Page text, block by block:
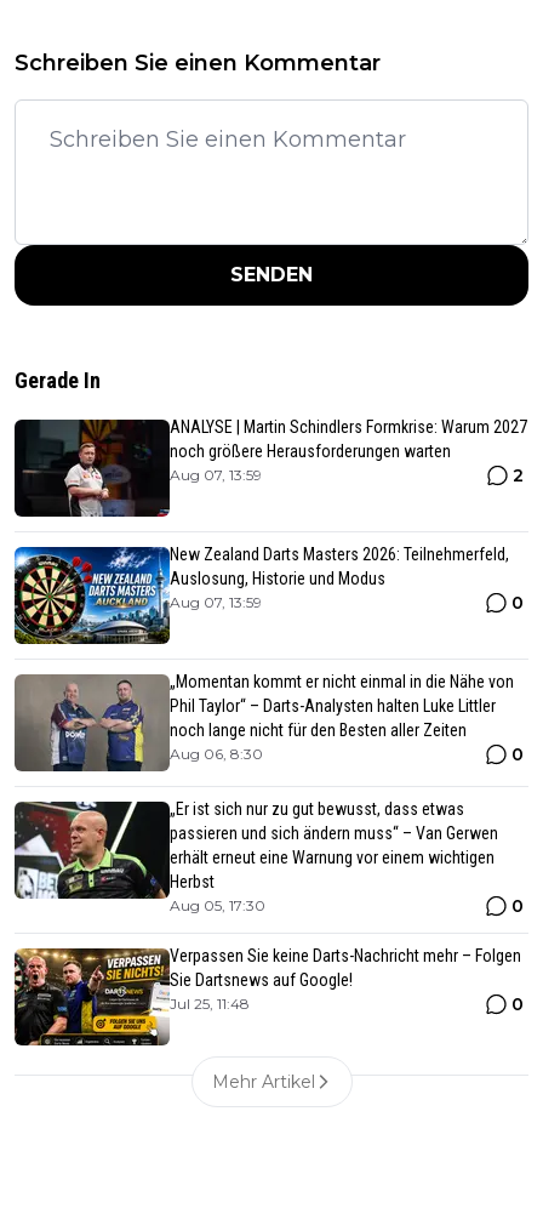
Schreiben Sie einen Kommentar
SENDEN
Gerade In
ANALYSE | Martin Schindlers Formkrise: Warum 2027
noch größere Herausforderungen warten
Aug 07, 13:59 2
New Zealand Darts Masters 2026: Teilnehmerfeld,
Auslosung, Historie und Modus
Aug 07, 13:59 0
„Momentan kommt er nicht einmal in die Nähe von
Phil Taylor“ – Darts-Analysten halten Luke Littler
noch lange nicht für den Besten aller Zeiten
Aug 06, 8:30 0
„Er ist sich nur zu gut bewusst, dass etwas
passieren und sich ändern muss“ – Van Gerwen
erhält erneut eine Warnung vor einem wichtigen
Herbst
Aug 05, 17:30 0
Verpassen Sie keine Darts-Nachricht mehr – Folgen
Sie Dartsnews auf Google!
Jul 25, 11:48 0
Mehr Artikel